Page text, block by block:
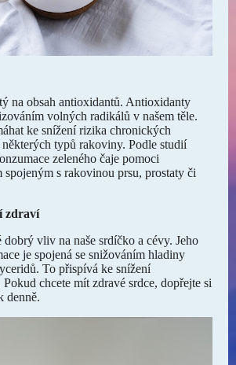
na obsah antioxidantů. Antioxidanty
volných radikálů v našem těle.
ke snížení rizika chronických
typů rakoviny. Podle studií
zeleného čaje pomoci
spojeným s rakovinou prsu, prostaty či
zdraví
dobrý vliv na naše srdíčko a cévy. Jeho
je spojená se snižováním hladiny
To přispívá ke snížení
chcete mít zdravé srdce, dopřejte si
denně.